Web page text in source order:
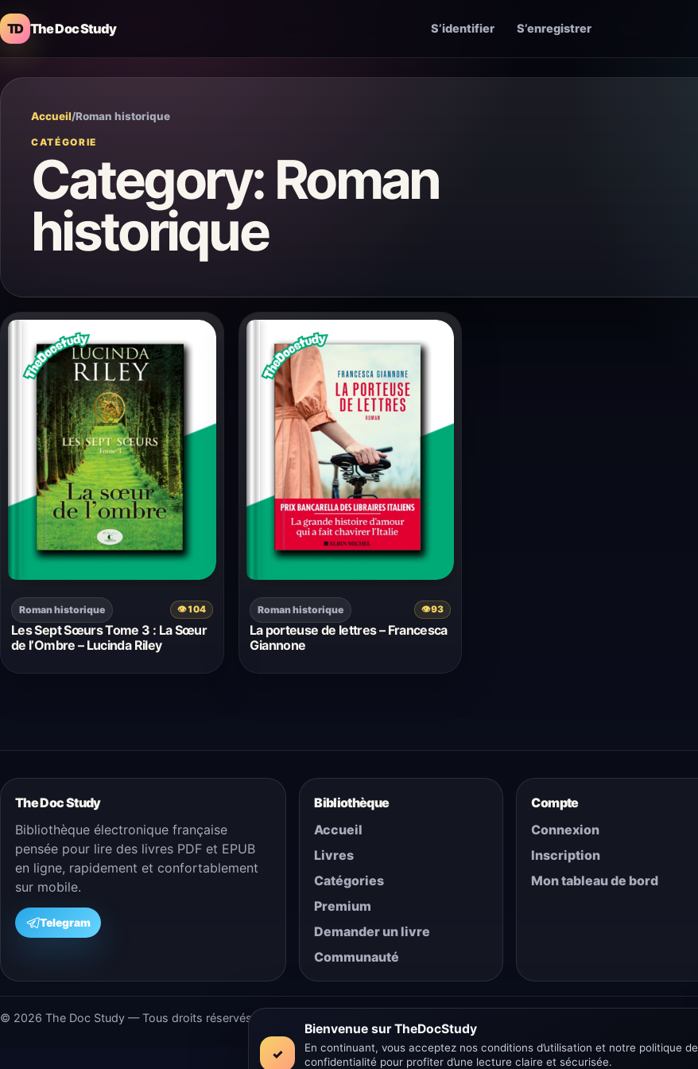
TD The Doc Study S’identifier S’enregistrer
Accueil/Roman historique
CATÉGORIE
Category: Roman
historique
Roman historique 👁104
Les Sept Sœurs Tome 3 : La Sœur
de l’Ombre – Lucinda Riley
Roman historique 👁93
La porteuse de lettres – Francesca
Giannone
The Doc Study
Bibliothèque électronique française
pensée pour lire des livres PDF et EPUB
en ligne, rapidement et confortablement
sur mobile.
Telegram
Bibliothèque
Accueil
Livres
Catégories
Premium
Demander un livre
Communauté
Compte
Connexion
Inscription
Mon tableau de bord
© 2026 The Doc Study — Tous droits réservés.
✓
Bienvenue sur TheDocStudy
En continuant, vous acceptez nos conditions d’utilisation et notre politique de
confidentialité pour profiter d’une lecture claire et sécurisée.